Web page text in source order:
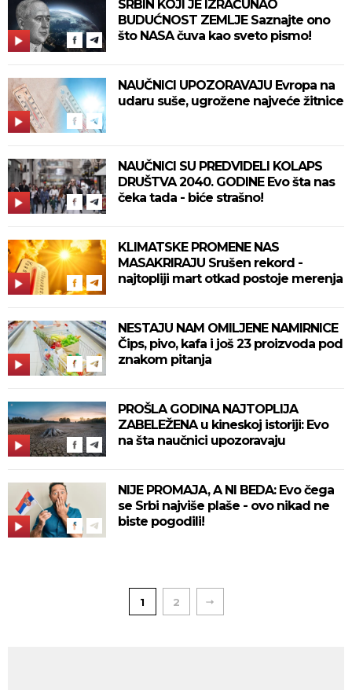
SRBIN KOJI JE IZRAČUNAO
BUDUĆNOST ZEMLJE Saznajte ono
što NASA čuva kao sveto pismo!
NAUČNICI UPOZORAVAJU Evropa na
udaru suše, ugrožene najveće žitnice
NAUČNICI SU PREDVIDELI KOLAPS
DRUŠTVA 2040. GODINE Evo šta nas
čeka tada - biće strašno!
KLIMATSKE PROMENE NAS
MASAKRIRAJU Srušen rekord -
najtopliji mart otkad postoje merenja
NESTAJU NAM OMILJENE NAMIRNICE
Čips, pivo, kafa i još 23 proizvoda pod
znakom pitanja
PROŠLA GODINA NAJTOPLIJA
ZABELEŽENA u kineskoj istoriji: Evo
na šta naučnici upozoravaju
NIJE PROMAJA, A NI BEDA: Evo čega
se Srbi najviše plaše - ovo nikad ne
biste pogodili!
1 2